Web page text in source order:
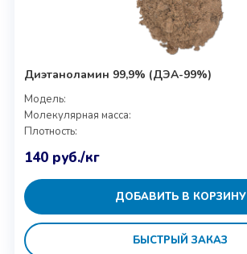
Диэтаноламин 99,9% (ДЭА-99%)
Модель:
Молекулярная масса:
Плотность:
140 руб./кг
ДОБАВИТЬ В КОРЗИНУ
БЫСТРЫЙ ЗАКАЗ